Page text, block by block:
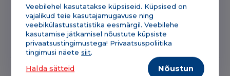
Veebilehel kasutatakse küpsiseid. Küpsised on
vajalikud teie kasutajamugavuse ning
veebikülastusstatistika eesmärgil. Veebilehe
kasutamise jätkamisel nõustute küpsiste
privaatsustingimustega! Privaatsuspoliitika
tingimusi näetesiit.
Halda sätteid Nõustun
2500lk
ANALOOG
kogus
Kirjeldus & tehniline infoLisainfo